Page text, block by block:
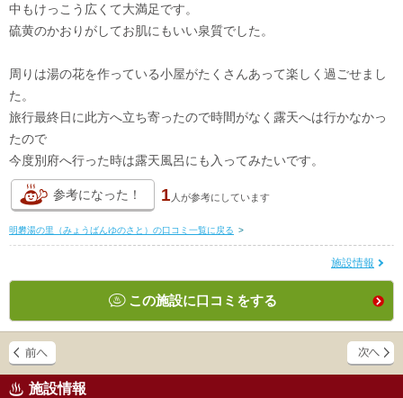
中もけっこう広くて大満足です。
硫黄のかおりがしてお肌にもいい泉質でした。
周りは湯の花を作っている小屋がたくさんあって楽しく過ごせまし
た。
旅行最終日に此方へ立ち寄ったので時間がなく露天へは行かなかっ
たので
今度別府へ行った時は露天風呂にも入ってみたいです。
参考になった！ 1 人が参考にしています
明礬湯の里（みょうばんゆのさと）の口コミ一覧に戻る >
施設情報
この施設に口コミをする
施設情報